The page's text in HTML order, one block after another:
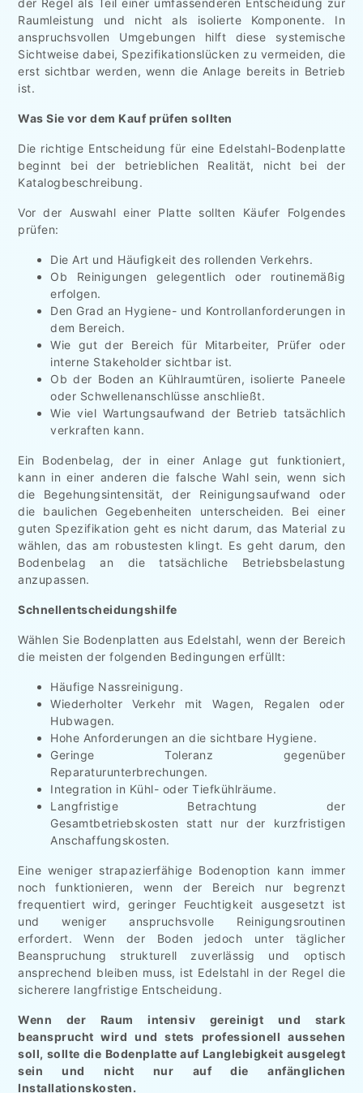
der Regel als Teil einer umfassenderen Entscheidung zur
Raumleistung und nicht als isolierte Komponente. In
anspruchsvollen Umgebungen hilft diese systemische
Sichtweise dabei, Spezifikationslücken zu vermeiden, die
erst sichtbar werden, wenn die Anlage bereits in Betrieb
ist.
Was Sie vor dem Kauf prüfen sollten
Die richtige Entscheidung für eine Edelstahl-Bodenplatte
beginnt bei der betrieblichen Realität, nicht bei der
Katalogbeschreibung.
Vor der Auswahl einer Platte sollten Käufer Folgendes
prüfen:
Die Art und Häufigkeit des rollenden Verkehrs.
Ob Reinigungen gelegentlich oder routinemäßig
erfolgen.
Den Grad an Hygiene- und Kontrollanforderungen in
dem Bereich.
Wie gut der Bereich für Mitarbeiter, Prüfer oder
interne Stakeholder sichtbar ist.
Ob der Boden an Kühlraumtüren, isolierte Paneele
oder Schwellenanschlüsse anschließt.
Wie viel Wartungsaufwand der Betrieb tatsächlich
verkraften kann.
Ein Bodenbelag, der in einer Anlage gut funktioniert,
kann in einer anderen die falsche Wahl sein, wenn sich
die Begehungsintensität, der Reinigungsaufwand oder
die baulichen Gegebenheiten unterscheiden. Bei einer
guten Spezifikation geht es nicht darum, das Material zu
wählen, das am robustesten klingt. Es geht darum, den
Bodenbelag an die tatsächliche Betriebsbelastung
anzupassen.
Schnellentscheidungshilfe
Wählen Sie Bodenplatten aus Edelstahl, wenn der Bereich
die meisten der folgenden Bedingungen erfüllt:
Häufige Nassreinigung.
Wiederholter Verkehr mit Wagen, Regalen oder
Hubwagen.
Hohe Anforderungen an die sichtbare Hygiene.
Geringe Toleranz gegenüber
Reparaturunterbrechungen.
Integration in Kühl- oder Tiefkühlräume.
Langfristige Betrachtung der
Gesamtbetriebskosten statt nur der kurzfristigen
Anschaffungskosten.
Eine weniger strapazierfähige Bodenoption kann immer
noch funktionieren, wenn der Bereich nur begrenzt
frequentiert wird, geringer Feuchtigkeit ausgesetzt ist
und weniger anspruchsvolle Reinigungsroutinen
erfordert. Wenn der Boden jedoch unter täglicher
Beanspruchung strukturell zuverlässig und optisch
ansprechend bleiben muss, ist Edelstahl in der Regel die
sicherere langfristige Entscheidung.
Wenn der Raum intensiv gereinigt und stark
beansprucht wird und stets professionell aussehen
soll, sollte die Bodenplatte auf Langlebigkeit ausgelegt
sein und nicht nur auf die anfänglichen
Installationskosten.